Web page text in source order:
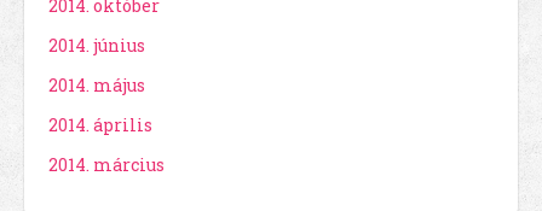
2014. október
2014. június
2014. május
2014. április
2014. március